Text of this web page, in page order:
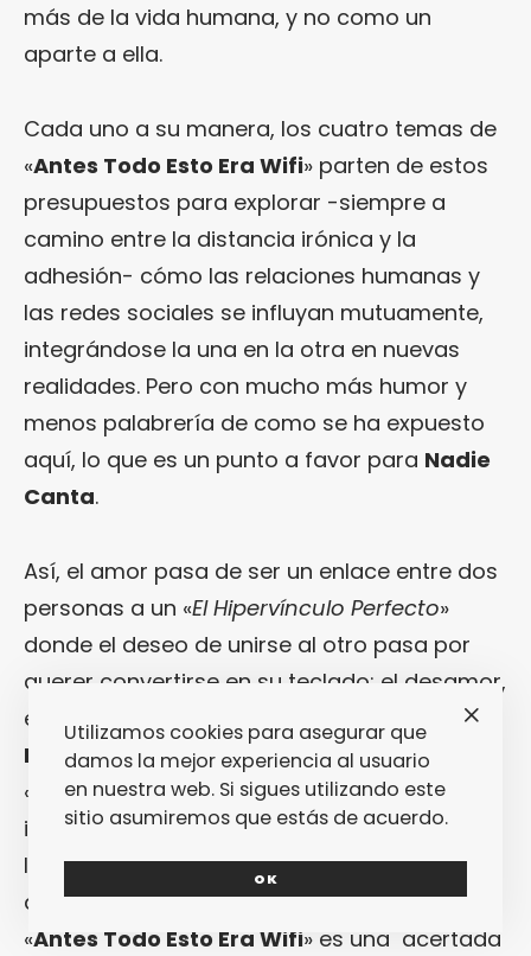
más de la vida humana, y no como un
aparte a ella.
Cada uno a su manera, los cuatro temas de
«Antes Todo Esto Era Wifi» parten de estos
presupuestos para explorar -siempre a
camino entre la distancia irónica y la
adhesión- cómo las relaciones humanas y
las redes sociales se influyan mutuamente,
integrándose la una en la otra en nuevas
realidades. Pero con mucho más humor y
menos palabrería de como se ha expuesto
aquí, lo que es un punto a favor para Nadie
Canta.
Así, el amor pasa de ser un enlace entre dos
personas a un «El Hipervínculo Perfecto»
donde el deseo de unirse al otro pasa por
querer convertirse en su teclado; el desamor,
en cambio, toma la forma de perfiles de
Facebook y contraseñas en la memoria en
«
Contraseña«. En cierto modo, esta mezcla
indisoluble entre lo digital y lo analógico es
llevada porNadie Cantatambién a nivel
de las melodías mismas: musicalmente,
«Antes Todo Esto Era Wifi» es una acertada
Utilizamos cookies para asegurar que
damos la mejor experiencia al usuario
en nuestra web. Si sigues utilizando este
sitio asumiremos que estás de acuerdo.
OK